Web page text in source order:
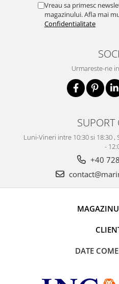
Vreau sa primesc
magazinului. Afla mai
Confidentialitate
Urmareste-ne
SUPORT
Luni-Vineri intre 10:30 si 18:30
-
+40
DATE